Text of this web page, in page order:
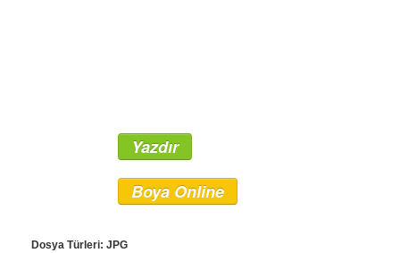
Yazdır
Boya Online
Dosya Türleri: JPG